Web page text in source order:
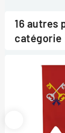
16 autres
catégorie